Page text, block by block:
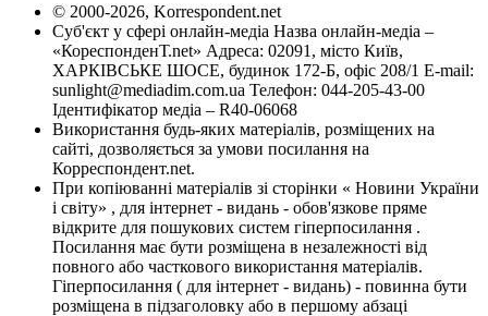
© 2000-2026, Korrespondent.net
Суб'єкт у сфері онлайн-медіа Назва онлайн-медіа –
«КореспонденТ.net» Адреса: 02091, місто Київ,
ХАРКІВСЬКЕ ШОСЕ, будинок 172-Б, офіс 208/1 E-mail:
sunlight@mediadim.com.ua Телефон: 044-205-43-00
Ідентифікатор медіа – R40-06068
Використання будь-яких матеріалів, розміщених на
сайті, дозволяється за умови посилання на
Корреспондент.net.
При копіюванні матеріалів зі сторінки « Новини України
і світу» , для інтернет - видань - обов'язкове пряме
відкрите для пошукових систем гіперпосилання .
Посилання має бути розміщена в незалежності від
повного або часткового використання матеріалів.
Гіперпосилання ( для інтернет - видань) - повинна бути
розміщена в підзаголовку або в першому абзаці